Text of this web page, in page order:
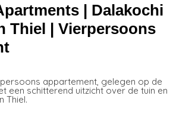
| Dalakochi
Thiel | Vierpersoons
appartement, gelegen op de
een schitterend uitzicht over de tuin en
Thiel.